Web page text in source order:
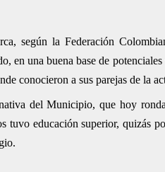
según la Federación
en una buena base de
conocieron a sus parejas de la
del Municipio, que hoy
educación superior, quizás